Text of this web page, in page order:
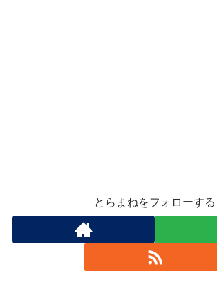
とらまねをフォローする